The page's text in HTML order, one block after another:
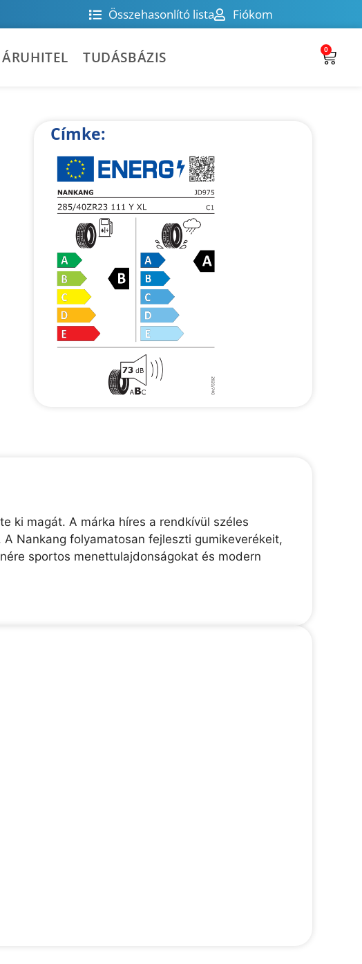
Összehasonlító lista Fiókom
TUDÁSBÁZIS 0
Címke:
ki magát. A márka híres a rendkívül széles
Nankang folyamatosan fejleszti gumikeverékeit,
sportos menettulajdonságokat és modern